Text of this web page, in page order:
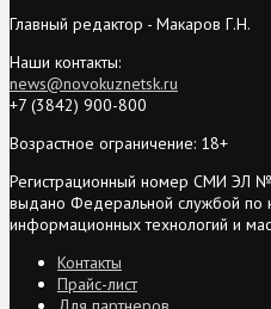
Главный редактор - Макаров Г.Н.
Наши контакты:
news@novokuznetsk.ru
+7 (3842) 900-800
Возрастное ограничение: 18+
Регистрационный номер СМИ ЭЛ
выдано Федеральной службой по
информационных технологий и
Контакты
Прайс-лист